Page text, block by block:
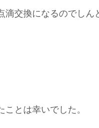
交換になるのでしん
とは幸いでした。